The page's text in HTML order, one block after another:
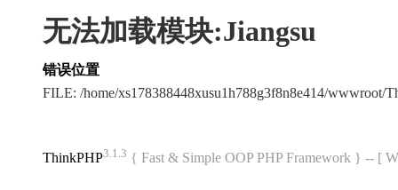
无法加载模块:Jiangsu
错误位置
FILE: /home/xs178388448xusu1h788g3f8n8e414/
ThinkPHP3.1.3 { Fast & Simple OOP PHP Framework } -- [